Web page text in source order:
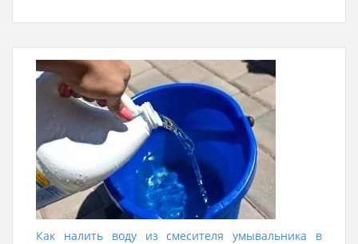
Как налить воду из смесителя умывальника в